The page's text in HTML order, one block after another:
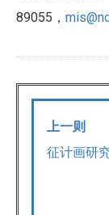
89055 ，
上一则
征计画研